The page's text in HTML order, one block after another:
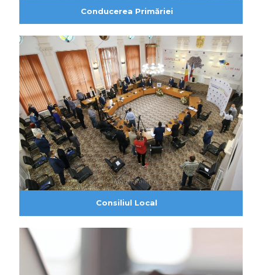
Conducerea Primăriei
Consiliul Local